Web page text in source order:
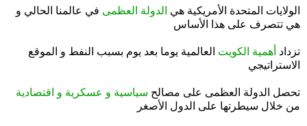
الولايات المتحدة الأمريكية هي الدولة العظمى في عالمنا الحالي و
هي تتصرف على هذا الأساس
تزداد أهمية الكويت العالمية يوما بعد يوم بسبب النفط و الموقع
الاستراتيجي
تحصل الدولة العظمى على مصالح سياسية و عسكرية و اقتصادية
من خلال سيطرتها على الدول الأصغر